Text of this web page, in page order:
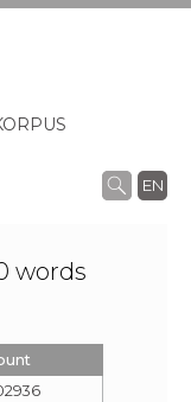
EN
words